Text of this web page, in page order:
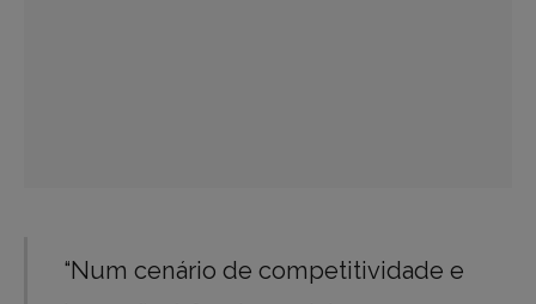
“Num cenário de competitividade e